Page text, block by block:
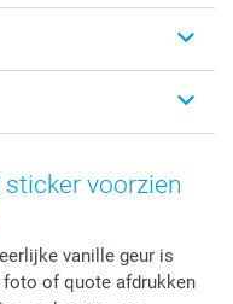
voorzien
vanille geur is
foto of quote afdrukken